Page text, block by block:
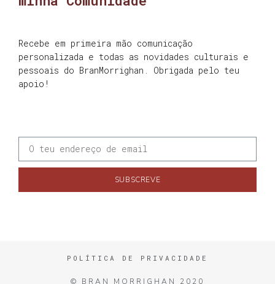
Recebe em primeira mão comunicação
personalizada e todas as novidades culturais e
pessoais do BranMorrighan. Obrigada pelo teu
apoio!
SUBSCREVE
POLÍTICA DE PRIVACIDADE
© BRAN MORRIGHAN 2020